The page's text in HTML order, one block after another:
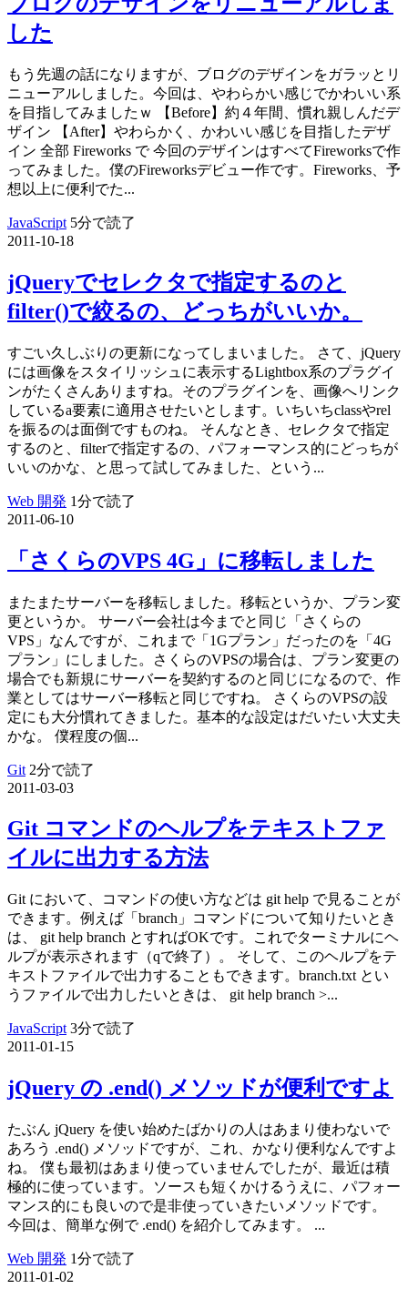
した
もう先週の話になりますが、ブログのデザインをガラッとリ
ニューアルしました。今回は、やわらかい感じでかわいい系
を目指してみましたｗ 【Before】約４年間、慣れ親しんだデ
ザイン 【After】やわらかく、かわいい感じを目指したデザ
イン 全部 Fireworks で 今回のデザインはすべてFireworksで作
ってみました。僕のFireworksデビュー作です。Fireworks、予
想以上に便利でた...
JavaScript 5分で読了
2011-10-18
jQueryでセレクタで指定するのと
filter()で絞るの、どっちがいいか。
すごい久しぶりの更新になってしまいました。 さて、jQuery
には画像をスタイリッシュに表示するLightbox系のプラグイ
ンがたくさんありますね。そのプラグインを、画像へリンク
しているa要素に適用させたいとします。いちいちclassやrel
を振るのは面倒ですものね。 そんなとき、セレクタで指定
するのと、filterで指定するの、パフォーマンス的にどっちが
いいのかな、と思って試してみました、という...
Web 開発 1分で読了
2011-06-10
「さくらのVPS 4G」に移転しました
またまたサーバーを移転しました。移転というか、プラン変
更というか。 サーバー会社は今までと同じ「さくらの
VPS」なんですが、これまで「1Gプラン」だったのを「4G
プラン」にしました。さくらのVPSの場合は、プラン変更の
場合でも新規にサーバーを契約するのと同じになるので、作
業としてはサーバー移転と同じですね。 さくらのVPSの設
定にも大分慣れてきました。基本的な設定はだいたい大丈夫
かな。 僕程度の個...
Git 2分で読了
2011-03-03
Git コマンドのヘルプをテキストファ
イルに出力する方法
Git において、コマンドの使い方などは git help で見ることが
できます。例えば「branch」コマンドについて知りたいとき
は、 git help branch とすればOKです。これでターミナルにヘ
ルプが表示されます（qで終了）。 そして、このヘルプをテ
キストファイルで出力することもできます。branch.txt とい
うファイルで出力したいときは、 git help branch >...
JavaScript 3分で読了
2011-01-15
jQuery の .end() メソッドが便利ですよ
たぶん jQuery を使い始めたばかりの人はあまり使わないで
あろう .end() メソッドですが、これ、かなり便利なんですよ
ね。 僕も最初はあまり使っていませんでしたが、最近は積
極的に使っています。ソースも短くかけるうえに、パフォー
マンス的にも良いので是非使っていきたいメソッドです。
今回は、簡単な例で .end() を紹介してみます。 ...
Web 開発 1分で読了
2011-01-02